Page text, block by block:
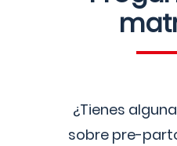
¿Tienes
sobre pre-